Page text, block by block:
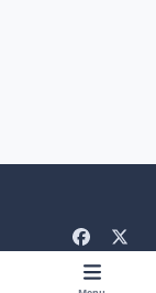
a
Nous contacter